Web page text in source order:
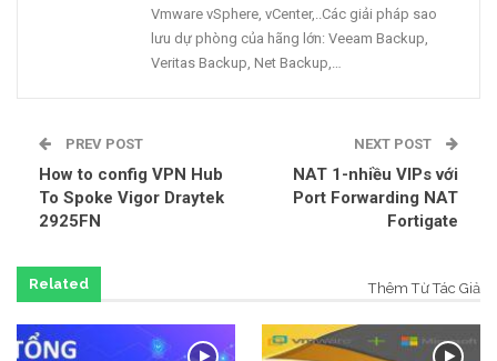
Vmware vSphere, vCenter,..Các giải pháp sao
lưu dự phòng của hãng lớn: Veeam Backup,
Veritas Backup, Net Backup,…
PREV POST
How to config VPN Hub
To Spoke Vigor Draytek
2925FN
NEXT POST
NAT 1-nhiều VIPs với
Port Forwarding NAT
Fortigate
Related Thêm Từ Tác Giả